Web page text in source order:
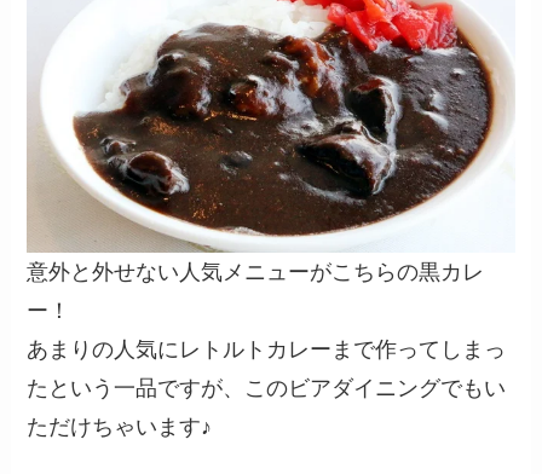
意外と外せない人気メニューがこちらの黒カレ
ー！
あまりの人気にレトルトカレーまで作ってしまっ
たという一品ですが、このビアダイニングでもい
ただけちゃいます♪